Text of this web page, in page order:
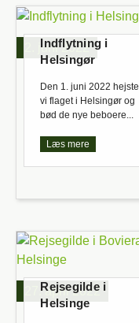
2. juni 2022
Indflytning i
Helsingør
Den 1. juni 2022 hejste
vi flaget i Helsingør og
bød de nye beboere...
Læs mere
27. april 2022
Rejsegilde i
Helsinge